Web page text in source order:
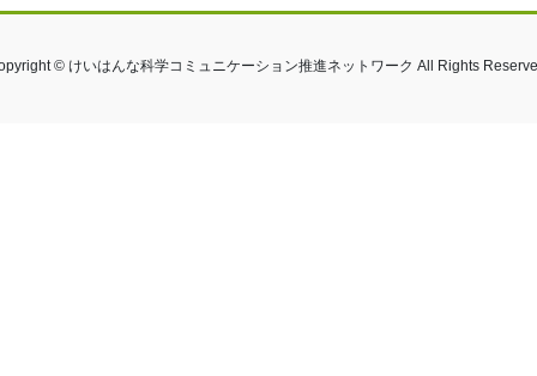
© けいはんな科学コミュニケーション推進ネットワーク All Rights